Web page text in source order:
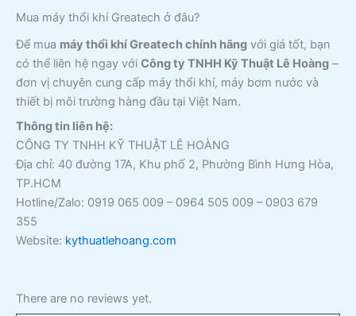
Mua máy thổi khí Greatech ở đâu?
Để mua máy thổi khí Greatech chính hãng với giá tốt, bạn
có thể liên hệ ngay với Công ty TNHH Kỹ Thuật Lê Hoàng –
đơn vị chuyên cung cấp máy thổi khí, máy bơm nước và
thiết bị môi trường hàng đầu tại Việt Nam.
Thông tin liên hệ:
CÔNG TY TNHH KỸ THUẬT LÊ HOÀNG
Địa chỉ: 40 đường 17A, Khu phố 2, Phường Bình Hưng Hòa,
TP.HCM
Hotline/Zalo: 0919 065 009 – 0964 505 009 – 0903 679
355
Website: kythuatlehoang.com
There are no reviews yet.